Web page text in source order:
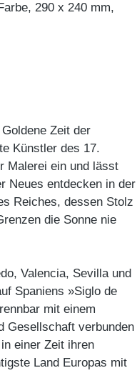
290 x 240 mm,
Zeit der
Künstler des 17.
Malerei ein und lässt
Neues entdecken in der
Reiches, dessen Stolz
die Sonne nie
Valencia, Sevilla und
Spaniens »Siglo de
mit einem
Gesellschaft verbunden
einer Zeit ihren
Land Europas mit